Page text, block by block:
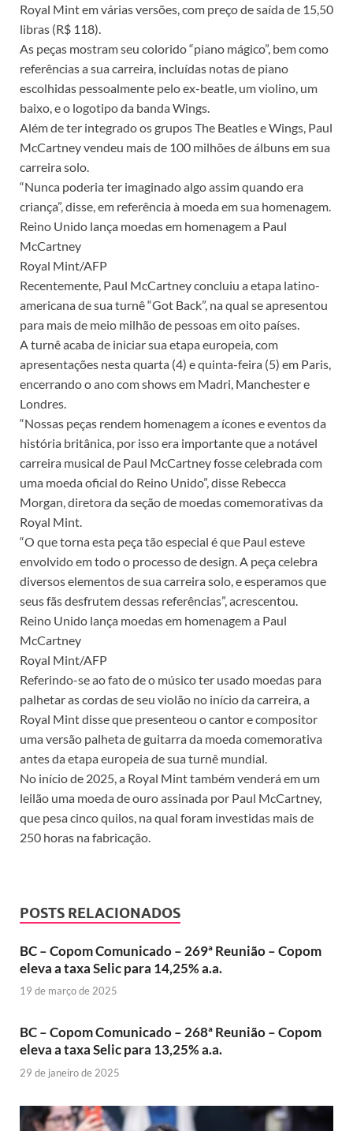
Royal Mint em várias versões, com preço de saída de 15,50
libras (R$ 118).
As peças mostram seu colorido “piano mágico”, bem como
referências a sua carreira, incluídas notas de piano
escolhidas pessoalmente pelo ex-beatle, um violino, um
baixo, e o logotipo da banda Wings.
Além de ter integrado os grupos The Beatles e Wings, Paul
McCartney vendeu mais de 100 milhões de álbuns em sua
carreira solo.
“Nunca poderia ter imaginado algo assim quando era
criança”, disse, em referência à moeda em sua homenagem.
Reino Unido lança moedas em homenagem a Paul
McCartney
Royal Mint/AFP
Recentemente, Paul McCartney concluiu a etapa latino-
americana de sua turnê “Got Back”, na qual se apresentou
para mais de meio milhão de pessoas em oito países.
A turnê acaba de iniciar sua etapa europeia, com
apresentações nesta quarta (4) e quinta-feira (5) em Paris,
encerrando o ano com shows em Madri, Manchester e
Londres.
“Nossas peças rendem homenagem a ícones e eventos da
história britânica, por isso era importante que a notável
carreira musical de Paul McCartney fosse celebrada com
uma moeda oficial do Reino Unido”, disse Rebecca
Morgan, diretora da seção de moedas comemorativas da
Royal Mint.
“O que torna esta peça tão especial é que Paul esteve
envolvido em todo o processo de design. A peça celebra
diversos elementos de sua carreira solo, e esperamos que
seus fãs desfrutem dessas referências”, acrescentou.
Reino Unido lança moedas em homenagem a Paul
McCartney
Royal Mint/AFP
Referindo-se ao fato de o músico ter usado moedas para
palhetar as cordas de seu violão no início da carreira, a
Royal Mint disse que presenteou o cantor e compositor
uma versão palheta de guitarra da moeda comemorativa
antes da etapa europeia de sua turnê mundial.
No início de 2025, a Royal Mint também venderá em um
leilão uma moeda de ouro assinada por Paul McCartney,
que pesa cinco quilos, na qual foram investidas mais de
250 horas na fabricação.
POSTS RELACIONADOS
BC – Copom Comunicado – 269ª Reunião – Copom
eleva a taxa Selic para 14,25% a.a.
19 de março de 2025
BC – Copom Comunicado – 268ª Reunião – Copom
eleva a taxa Selic para 13,25% a.a.
29 de janeiro de 2025